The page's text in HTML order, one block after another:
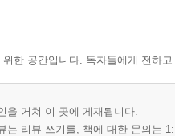
한 공간입니다. 독자들에게 전하
을 거쳐 이 곳에 게재됩니다.
는 리뷰 쓰기를, 책에 대한 문의는